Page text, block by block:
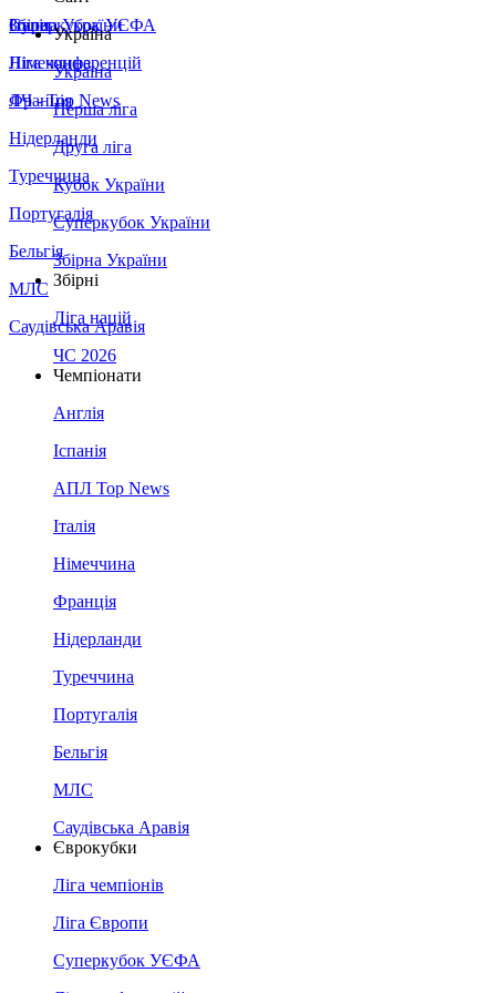
Збірна України
Італія
Німеччина
Франція
Нідерланди
Туреччина
Португалія
Бельгія
МЛС
Саудівська Аравія
Суперкубок УЄФА
Ліга конференцій
ЛЧ - Top News
Україна
Україна
Перша ліга
Друга ліга
Кубок України
Суперкубок України
Збірна України
Збірні
Ліга націй
ЧС 2026
Чемпіонати
Англія
Іспанія
АПЛ Top News
Італія
Німеччина
Франція
Нідерланди
Туреччина
Португалія
Бельгія
МЛС
Саудівська Аравія
Єврокубки
Ліга чемпіонів
Ліга Європи
Суперкубок УЄФА